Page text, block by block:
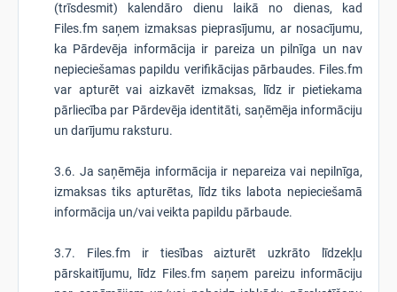
(trīsdesmit) kalendāro dienu laikā no dienas, kad
Files.fm saņem izmaksas pieprasījumu, ar nosacījumu,
ka Pārdevēja informācija ir pareiza un pilnīga un nav
nepieciešamas papildu verifikācijas pārbaudes. Files.fm
var apturēt vai aizkavēt izmaksas, līdz ir pietiekama
pārliecība par Pārdevēja identitāti, saņēmēja informāciju
un darījumu raksturu.
3.6. Ja saņēmēja informācija ir nepareiza vai nepilnīga,
izmaksas tiks apturētas, līdz tiks labota nepieciešamā
informācija un/vai veikta papildu pārbaude.
3.7. Files.fm ir tiesības aizturēt uzkrāto līdzekļu
pārskaitījumu, līdz Files.fm saņem pareizu informāciju